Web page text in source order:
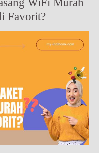
WiFi Murah
Favorit?